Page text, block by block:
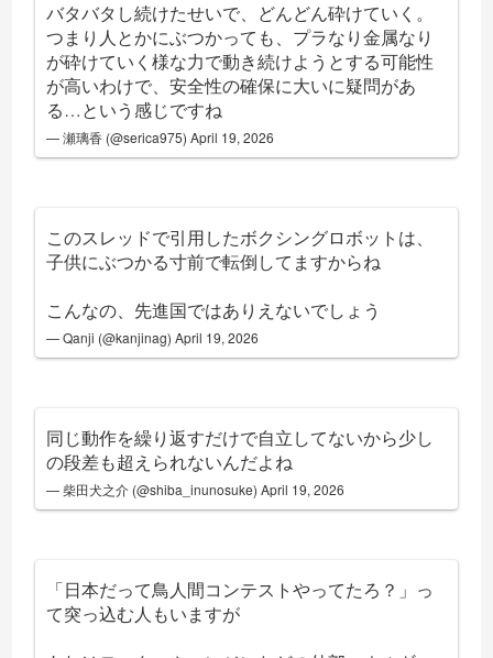
バタバタし続けたせいで、どんどん砕けていく。
つまり人とかにぶつかっても、プラなり金属なり
が砕けていく様な力で動き続けようとする可能性
が高いわけで、安全性の確保に大いに疑問があ
る…という感じですね
— 瀬璃香 (@serica975)April 19, 2026
このスレッドで引用したボクシングロボットは、
子供にぶつかる寸前で転倒してますからね
こんなの、先進国ではありえないでしょう
— Qanji (@kanjinag)April 19, 2026
同じ動作を繰り返すだけで自立してないから少し
の段差も超えられないんだよね
— 柴田犬之介 (@shiba_inunosuke)April 19, 2026
「日本だって鳥人間コンテストやってたろ？」っ
て突っ込む人もいますが